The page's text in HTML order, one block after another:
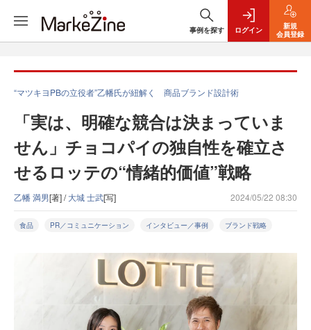
事例を探す ログイン
新規
会員登録
“マツキヨPBの立役者”乙幡氏が紐解く 商品ブランド設計術
「実は、明確な競合は決まっていま
せん」チョコパイの独自性を確立さ
せるロッテの“情緒的価値”戦略
乙幡 満男[著] /大城 士武[写] 2024/05/22 08:30
食品 PR／コミュニケーション インタビュー／事例 ブランド戦略